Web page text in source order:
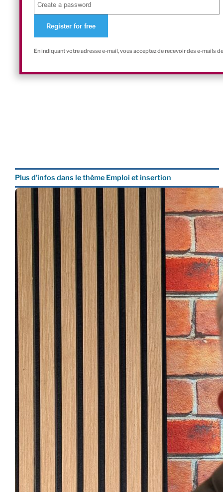
En indiquant votre adresse e-mail, vous acceptez de recevoir des e-mails
Plus d’infos dans le thème Emploi et insertion